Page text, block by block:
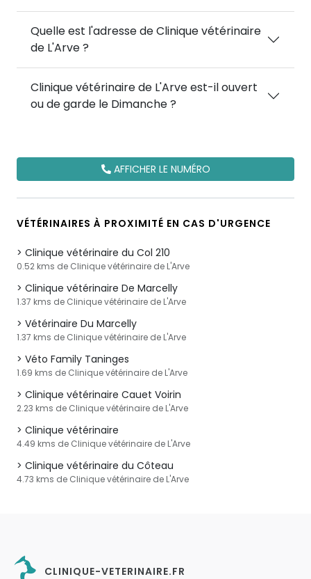
Quelle est l'adresse de Clinique vétérinaire
de L'Arve ?
Clinique vétérinaire de L'Arve est-il ouvert
ou de garde le Dimanche ?
AFFICHER LE NUMÉRO
VÉTÉRINAIRES À PROXIMITÉ EN CAS D'URGENCE
Clinique vétérinaire du Col 210
0.52 kms de Clinique vétérinaire de L'Arve
Clinique vétérinaire De Marcelly
1.37 kms de Clinique vétérinaire de L'Arve
Vétérinaire Du Marcelly
1.37 kms de Clinique vétérinaire de L'Arve
Véto Family Taninges
1.69 kms de Clinique vétérinaire de L'Arve
Clinique vétérinaire Cauet Voirin
2.23 kms de Clinique vétérinaire de L'Arve
Clinique vétérinaire
4.49 kms de Clinique vétérinaire de L'Arve
Clinique vétérinaire du Côteau
4.73 kms de Clinique vétérinaire de L'Arve
CLINIQUE-VETERINAIRE.FR